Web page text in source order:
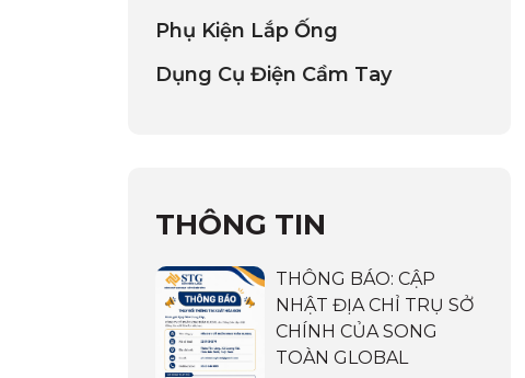
Phụ Kiện Lắp Ống
Dụng Cụ Điện Cầm Tay
THÔNG TIN
THÔNG BÁO: CẬP
NHẬT ĐỊA CHỈ TRỤ SỞ
CHÍNH CỦA SONG
TOÀN GLOBAL